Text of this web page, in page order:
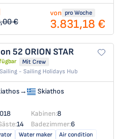
€
von pro Woche
3.831,18 €
52 ORION STAR
Mit Crew
Sailing - Sailing Holidays Hub
→ Skiathos
Kabinen:8
14 Badezimmer:6
Water maker
Air condition